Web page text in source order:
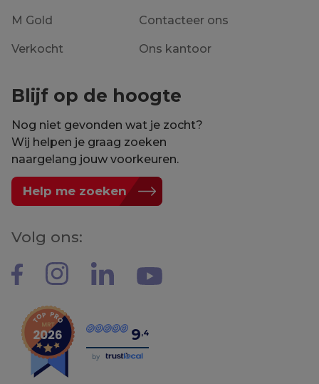
M Gold
Verkocht
Contacteer ons
Ons kantoor
Blijf op de hoogte
Nog niet gevonden wat je zocht?
Wij helpen je graag zoeken
naargelang jouw voorkeuren.
Help me zoeken
Volg ons:
9,4
by